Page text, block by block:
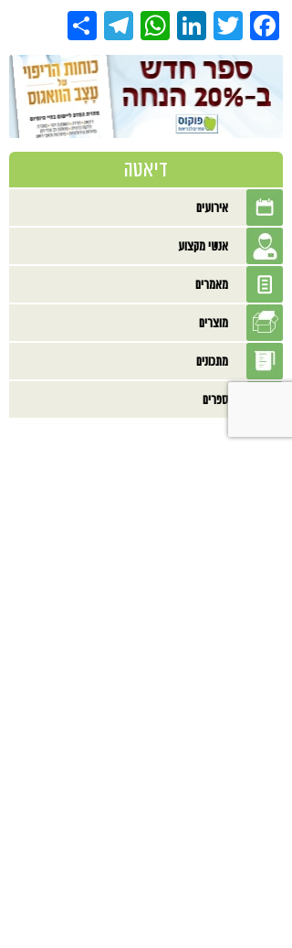
Facebook
Twitter
LinkedIn
WhatsApp
Telegram
דיאטה
אירועים
אנשי מקצוע
מאמרים
מוצרים
מתכונים
ספרים